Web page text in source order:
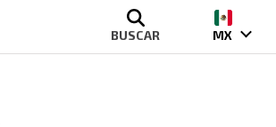
BUSCAR MX